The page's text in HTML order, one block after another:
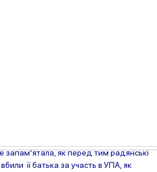
запам’ятала, як перед тим радянські
її батька за участь в УПА, як